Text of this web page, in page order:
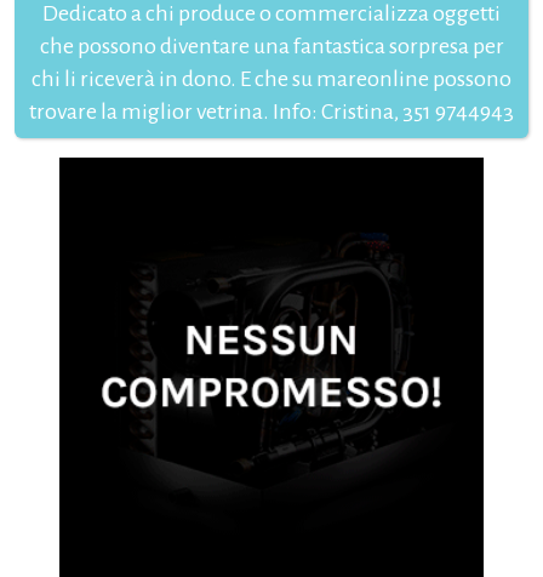
Dedicato a chi produce o commercializza oggetti
che possono diventare una fantastica sorpresa per
chi li riceverà in dono. E che su mareonline possono
trovare la miglior vetrina. Info: Cristina, 351 9744943